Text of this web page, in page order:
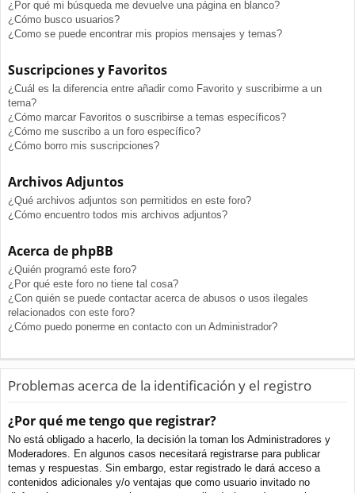
¿Por qué mi búsqueda me devuelve una página en blanco?
¿Cómo busco usuarios?
¿Como se puede encontrar mis propios mensajes y temas?
Suscripciones y Favoritos
¿Cuál es la diferencia entre añadir como Favorito y suscribirme a un
tema?
¿Cómo marcar Favoritos o suscribirse a temas específicos?
¿Cómo me suscribo a un foro específico?
¿Cómo borro mis suscripciones?
Archivos Adjuntos
¿Qué archivos adjuntos son permitidos en este foro?
¿Cómo encuentro todos mis archivos adjuntos?
Acerca de phpBB
¿Quién programó este foro?
¿Por qué este foro no tiene tal cosa?
¿Con quién se puede contactar acerca de abusos o usos ilegales
relacionados con este foro?
¿Cómo puedo ponerme en contacto con un Administrador?
Problemas acerca de la identificación y el registro
¿Por qué me tengo que registrar?
No está obligado a hacerlo, la decisión la toman los Administradores y
Moderadores. En algunos casos necesitará registrarse para publicar
temas y respuestas. Sin embargo, estar registrado le dará acceso a
contenidos adicionales y/o ventajas que como usuario invitado no